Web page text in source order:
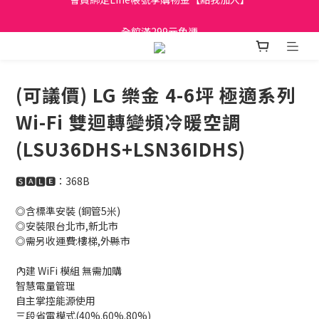
日立家電、國際牌 原廠管制價格 私訊優惠價
(可議價) LG 樂金 4-6坪 極適系列
Wi-Fi 雙迴轉變頻冷暖空調
(LSU36DHS+LSN36IDHS)
🆂🅰🅻🅴：368B
◎含標準安裝 (銅管5米)
◎安裝限台北市,新北市
◎需另收運費:樓梯,外縣市
內建 WiFi 模組 無需加購
智慧電量管理
自主掌控能源使用
三段省電模式(40%.60%.80%)